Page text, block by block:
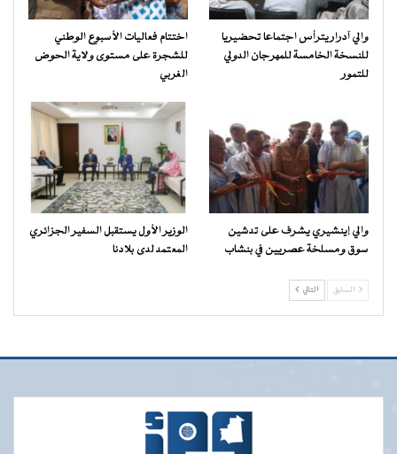
والي آدرار يترأس اجتماعا تحضيريا
للنسخة الخامسة للمهرجان الدولي
للتمور
اختتام فعاليات الأسبوع الوطني
للشجرة على مستوى ولاية الحوض
الغربي
والي إينشيري يشرف على تدشين
سوق ومسلخة عصريين في بنشاب
الوزير الأول يستقبل السفير الجزائري
المعتمد لدى بلادنا
السابق التالي